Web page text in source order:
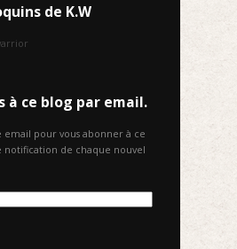
de K.W
à ce blog par email.
email pour vous abonner à ce
de chaque nouvel